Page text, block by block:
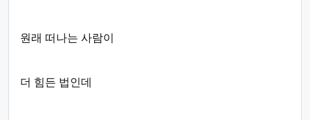
원래 떠나는 사람이
더 힘든 법인데